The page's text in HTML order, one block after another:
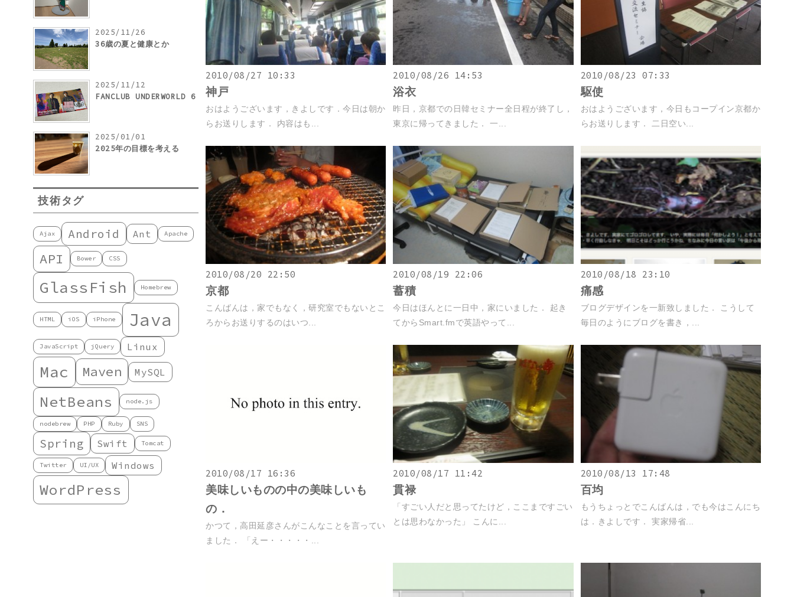
2025/11/26
36歳の夏と健康とか
2025/11/12
FANCLUB UNDERWORLD 6
2025/01/01
2025年の目標を考える
技術タグ
Ajax Android Ant Apache
API Bower CSS
GlassFish Homebrew
HTML iOS iPhone Java
JavaScript jQuery Linux
Mac Maven MySQL
NetBeans node.js
nodebrew PHP Ruby SNS
Spring Swift Tomcat
Twitter UI/UX Windows
WordPress
2010/08/27 10:33
神戸
おはようございます，きよしです．今日は朝か
らお送りします． 内容はも...
2010/08/26 14:53
浴衣
昨日，京都での日韓セミナー全日程が終了し，
東京に帰ってきました． 一...
2010/08/23 07:33
駆使
おはようございます，今日もコープイン京都か
らお送りします． 二日空い...
2010/08/20 22:50
京都
こんばんは，家でもなく，研究室でもないとこ
ろからお送りするのはいつ...
2010/08/19 22:06
蓄積
今日はほんとに一日中，家にいました． 起き
てからSmart.fmで英語やって...
2010/08/18 23:10
痛感
ブログデザインを一新致しました． こうして
毎日のようにブログを書き，...
2010/08/17 16:36
美味しいものの中の美味しいも
の．
かつて，高田延彦さんがこんなことを言ってい
ました． 「えー・・・・・...
2010/08/17 11:42
貫禄
「すごい人だと思ってたけど，ここまですごい
とは思わなかった」 こんに...
2010/08/13 17:48
百均
もうちょっとでこんばんは，でも今はこんにち
は．きよしです． 実家帰省...